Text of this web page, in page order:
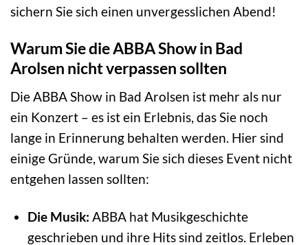
sichern Sie sich einen unvergesslichen Abend!
Warum Sie die ABBA Show in Bad
Arolsen nicht verpassen sollten
Die ABBA Show in Bad Arolsen ist mehr als nur
ein Konzert – es ist ein Erlebnis, das Sie noch
lange in Erinnerung behalten werden. Hier sind
einige Gründe, warum Sie sich dieses Event nicht
entgehen lassen sollten:
Die Musik: ABBA hat Musikgeschichte
geschrieben und ihre Hits sind zeitlos. Erleben